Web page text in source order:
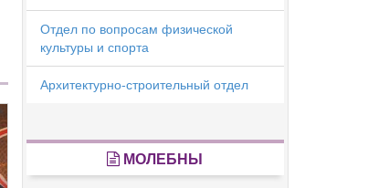
Отдел по вопросам физической
культуры и спорта
Архитектурно-строительный отдел
МОЛЕБНЫ